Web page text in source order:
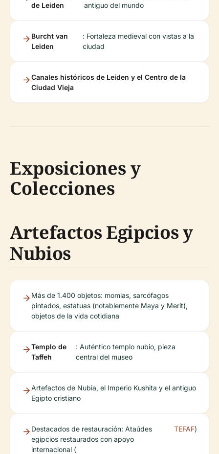
de Leiden
antiguo del mundo
Burcht van
Leiden
: Fortaleza medieval con vistas a la
ciudad
Canales históricos de Leiden y el Centro de la
Ciudad Vieja
Exposiciones y
Colecciones
Artefactos Egipcios y
Nubios
Más de 1.400 objetos: momias, sarcófagos
pintados, estatuas (notablemente Maya y Merit),
objetos de la vida cotidiana
Templo de
Taffeh
: Auténtico templo nubio, pieza
central del museo
Artefactos de Nubia, el Imperio Kushita y el antiguo
Egipto cristiano
Destacados de restauración: Ataúdes
egipcios restaurados con apoyo
internacional (
TEFAF)